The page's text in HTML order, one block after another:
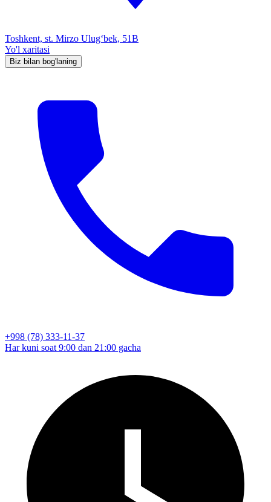
Toshkent, st. Mirzo Ulug‘bek, 51B
Yo'l xaritasi
Biz bilan bog'laning
+998 (78) 333-11-37
Har kuni soat 9:00 dan 21:00 gacha